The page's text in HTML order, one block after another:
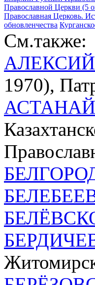
Православной Церкви (5
Православная Церковь.
обновленчества
См.также:
1970),